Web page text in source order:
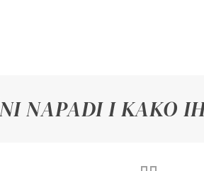
NAPADI I KAKO